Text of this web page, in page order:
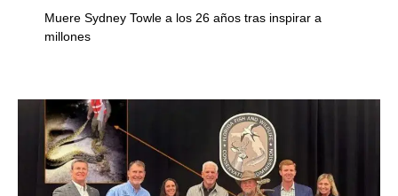
Muere Sydney Towle a los 26 años tras inspirar a
millones